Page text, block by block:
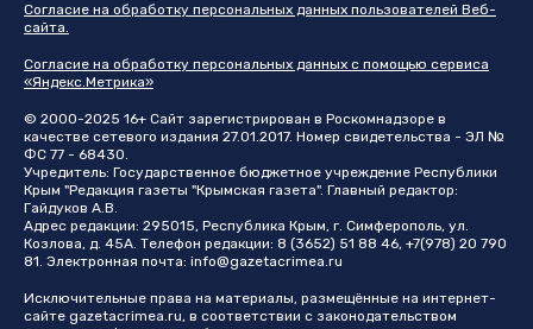
Согласие на обработку персональных данных пользователей Веб-
сайта.
Согласие на обработку персональных данных с помощью сервиса
«Яндекс.Метрика»
© 2000-2025 16+ Сайт зарегистрирован в Роскомнадзоре в
качестве сетевого издания 27.01.2017. Номер свидетельства - ЭЛ №
ФС 77 - 68430.
Учредитель: Государственное бюджетное учреждение Республики
Крым "Редакция газеты "Крымская газета". Главный редактор:
Гайдуков А.В.
Адрес редакции: 295015, Республика Крым, г. Симферополь, ул.
Козлова, д. 45А. Телефон редакции: 8 (3652) 51 88 46, +7(978) 20 790
81. Электронная почта: info@gazetacrimea.ru
Исключительные права на материалы, размещённые на интернет-
сайте gazetacrimea.ru, в соответствии с законодательством